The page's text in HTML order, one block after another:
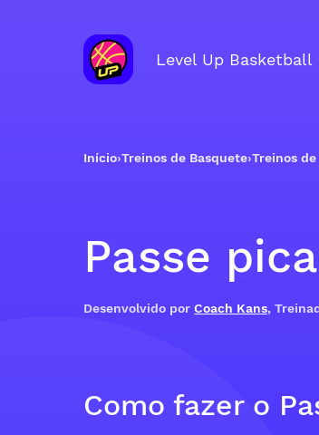
Level Up Basketball
Início›Treinos de Basquete›Treinos de
Passe
Desenvolvido por Coach Kans,
Como fazer o